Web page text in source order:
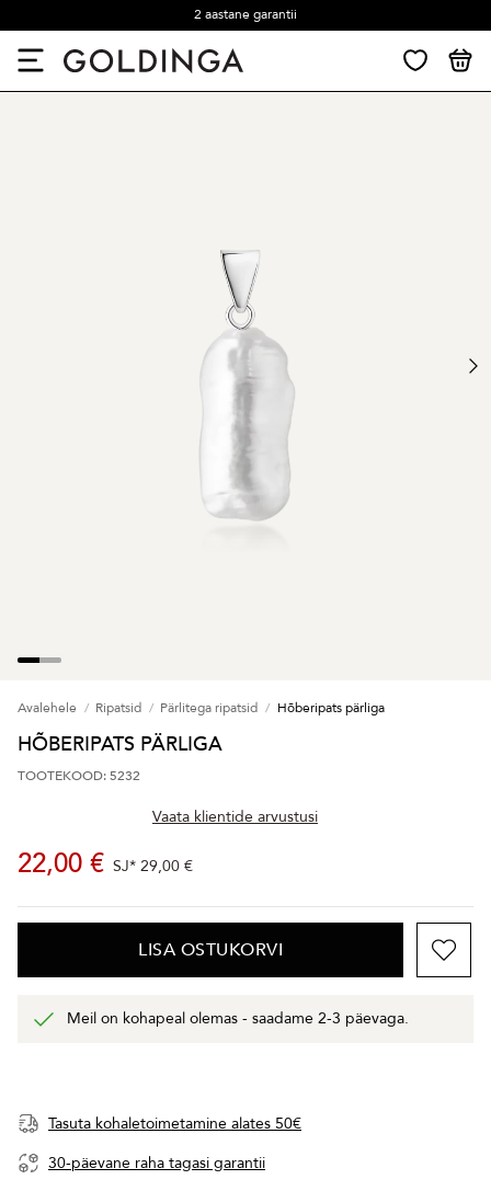
2 aastane garantii
Avalehele Ripatsid Pärlitega ripatsid Hõberipats pärliga
HÕBERIPATS PÄRLIGA
TOOTEKOOD: 5232
Vaata klientide arvustusi
22,00 € SJ* 29,00 €
LISA OSTUKORVI
Meil on kohapeal olemas - saadame 2-3 päevaga.
Tasuta kohaletoimetamine alates 50€
30-päevane raha tagasi garantii